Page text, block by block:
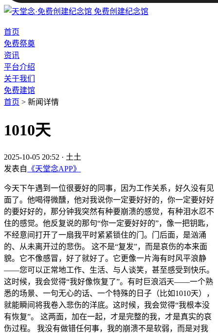
免费创建纪念馆
首页
免费祭奠
资讯
平台介绍
关于我们
免费建馆
首页 > 新闻详情
1010天
2025-10-05 20:52 · 土土
发表自 《天堂念APP》
今天下午遇到一位很要好的同事，因为工作关系，好久没有见
面了。他喝得微醺，他对我说你一定要好好的，你一定要好好
的要好好的，那分钟我突然有种要崩溃的感觉，有种泪水忍不
住的感觉。他反复说的那句“你一定要好好的”，像一把钥匙，
不经意间打开了一扇我平时紧紧锁住的门。门后面，是汹涌
的、从未离开过的悲伤。 这不是“复发”，而是哀伤的本来面
貌。它不像感冒，好了就好了。它更像一片海有时风平浪静
——您可以正常地工作、生活、与人谈笑，甚至感受到快乐。
这时候，我会觉得“我好像恢复了”。有时巨浪滔天——一个熟
悉的场景、一句无心的话、一个特殊的日子（比如1010天），
就能瞬间将我卷入悲伤的洋底。这时候，我会觉得“我根本没
有恢复”。 这两面，加在一起，才是完整的我，才是真实的哀
伤过程。 我没有做错任何事，我的崩溃不是软弱，而是对我